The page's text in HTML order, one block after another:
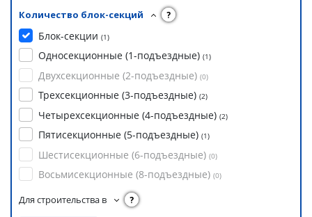
Количество блок-секций ?
Блок-секции (1)
Односекционные (1-подъездные) (1)
Двухсекционные (2-подъездные) (0)
Трехсекционные (3-подъездные) (2)
Четырехсекционные (4-подъездные) (2)
Пятисекционные (5-подъездные) (1)
Шестисекционные (6-подъездные) (0)
Восьмисекционные (8-подъездные) (0)
Для строительства в ?